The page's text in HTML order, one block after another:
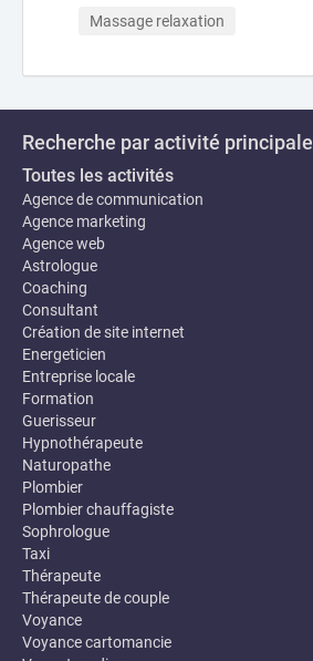
Massage relaxation
Recherche par activité principale
Toutes les activités
Agence de communication
Agence marketing
Agence web
Astrologue
Coaching
Consultant
Création de site internet
Energeticien
Entreprise locale
Formation
Guerisseur
Hypnothérapeute
Naturopathe
Plombier
Plombier chauffagiste
Sophrologue
Taxi
Thérapeute
Thérapeute de couple
Voyance
Voyance cartomancie